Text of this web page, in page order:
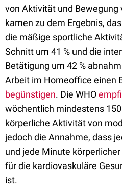
von Aktivität und Bewegung
kamen zu dem Ergebnis,
die mäßige sportliche
Schnitt um 41 % und die
Betätigung um 42 %
Arbeit im Homeoffice einen
begünstigen. Die WHO
wöchentlich mindestens
körperliche Aktivität von
jedoch die Annahme, dass
und jede Minute
für die kardiovaskuläre
ist.